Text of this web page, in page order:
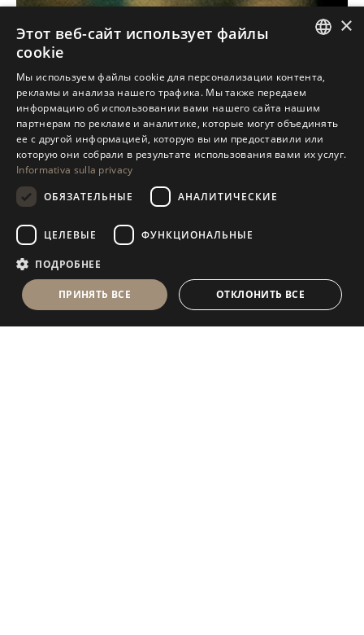
ENGLISH
SPANISH
GERMAN
×
Этот веб-сайт использует файлы
cookie
Мы используем файлы cookie для персонализации контента,
рекламы и анализа нашего трафика. Мы также передаем
информацию об использовании вами нашего сайта нашим
партнерам по рекламе и аналитике, которые могут объединять
ее с другой информацией, которую вы им предоставили или
которую они собрали в результате использования вами их услуг.
Informativa sulla privacy
ОБЯЗАТЕЛЬНЫЕ
АНАЛИТИЧЕСКИЕ
ЦЕЛЕВЫЕ ФУНКЦИОНАЛЬНЫЕ
ПОДРОБНЕЕ
ПРИНЯТЬ ВСЕ ОТКЛОНИТЬ ВСЕ